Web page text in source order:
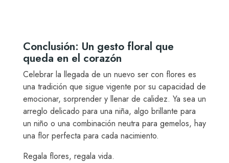
Conclusión: Un gesto floral que
queda en el corazón
Celebrar la llegada de un nuevo ser con flores es
una tradición que sigue vigente por su capacidad de
emocionar, sorprender y llenar de calidez. Ya sea un
arreglo delicado para una niña, algo brillante para
un niño o una combinación neutra para gemelos, hay
una flor perfecta para cada nacimiento.
Regala flores, regala vida.